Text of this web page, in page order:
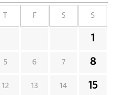
F S S
1
5 6 7 8
12 13 14 15